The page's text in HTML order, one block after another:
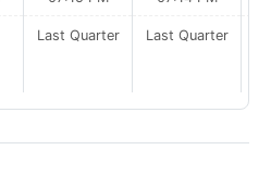
Last Quarter Last Quarter